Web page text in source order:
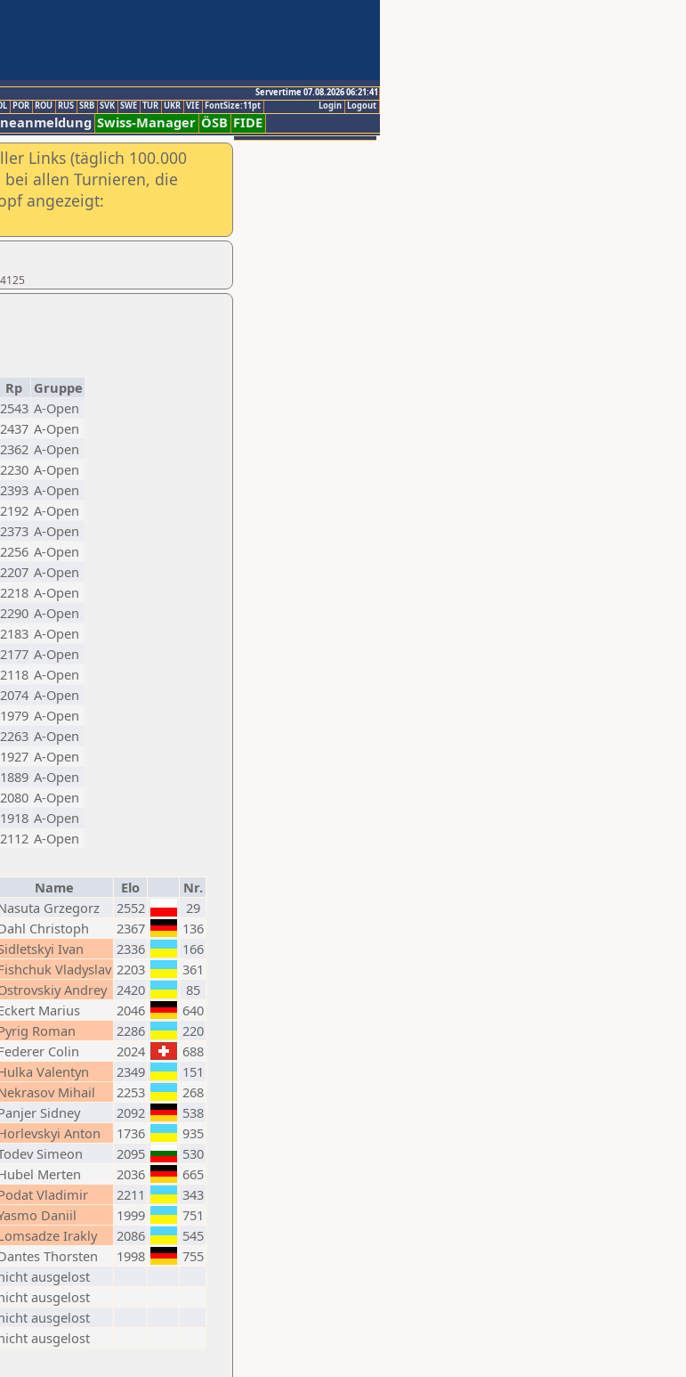
Servertime 07.08.2026 06:21:41
Logout
Login
POR ROU RUS SRB SVK SWE TUR UKR VIE FontSize:11pt
Swiss-Manager ÖSB FIDE
Links (täglich 100.000
allen Turnieren, die
angezeigt:
Rp
Gruppe
2543 A-Open
2437 A-Open
2362 A-Open
2230 A-Open
2393 A-Open
2192 A-Open
2373 A-Open
2256 A-Open
2207 A-Open
2218 A-Open
2290 A-Open
2183 A-Open
2177 A-Open
2118 A-Open
2074 A-Open
1979 A-Open
2263 A-Open
1927 A-Open
1889 A-Open
2080 A-Open
1918 A-Open
2112 A-Open
Name Elo
Nr.
Grzegorz 2552
29
Christoph 2367
136
Ivan 2336
166
Vladyslav 2203
361
Andrey 2420
85
Marius 2046
640
Roman 2286
220
Colin 2024
688
Valentyn 2349
151
Mihail 2253
268
Sidney 2092
538
Anton 1736
935
Simeon 2095
530
Merten 2036
665
Vladimir 2211
343
Daniil 1999
751
Irakly 2086
545
Thorsten 1998
755
ausgelost
ausgelost
ausgelost
ausgelost